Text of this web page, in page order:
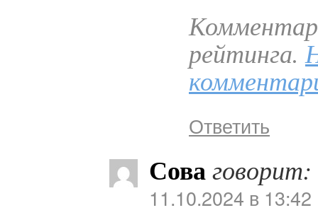
рейтинга.
Ответить
Соваговорит:
11.10.2024 в 13:42